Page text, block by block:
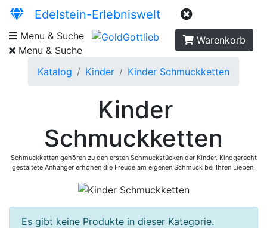
Edelstein-Erlebniswelt
Menu & Suche
Menu & Suche
Warenkorb
Katalog Kinder Kinder Schmuckketten
Kinder
Schmuckketten
Schmuckketten gehören zu den ersten Schmuckstücken der Kinder. Kindgerecht
gestaltete Anhänger erhöhen die Freude am eigenen Schmuck bei Ihren Lieben.
Es gibt keine Produkte in dieser Kategorie.